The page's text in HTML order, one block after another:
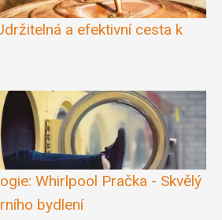
a efektivní cesta k
Whirlpool Pračka - Skvělý
bydlení